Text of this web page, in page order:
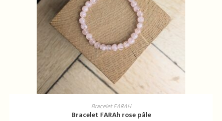
AJOUTER AU PANIER
Bracelet FARAH
Bracelet FARAh rose pâle